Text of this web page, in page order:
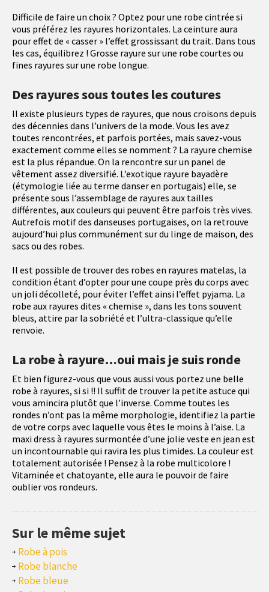
Difficile de faire un choix ? Optez pour une robe cintrée si
vous préférez les rayures horizontales. La ceinture aura
pour effet de « casser » l’effet grossissant du trait. Dans tous
les cas, équilibrez ! Grosse rayure sur une robe courtes ou
fines rayures sur une robe longue.
Des rayures sous toutes les coutures
Il existe plusieurs types de rayures, que nous croisons depuis
des décennies dans l’univers de la mode. Vous les avez
toutes rencontrées, et parfois portées, mais savez-vous
exactement comme elles se nomment ? La rayure chemise
est la plus répandue. On la rencontre sur un panel de
vêtement assez diversifié. L’exotique rayure bayadère
(étymologie liée au terme danser en portugais) elle, se
présente sous l’assemblage de rayures aux tailles
différentes, aux couleurs qui peuvent être parfois très vives.
Autrefois motif des danseuses portugaises, on la retrouve
aujourd’hui plus communément sur du linge de maison, des
sacs ou des robes.
Il est possible de trouver des robes en rayures matelas, la
condition étant d’opter pour une coupe près du corps avec
un joli décolleté, pour éviter l’effet ainsi l’effet pyjama. La
robe aux rayures dites « chemise », dans les tons souvent
bleus, attire par la sobriété et l’ultra-classique qu’elle
renvoie.
La robe à rayure…oui mais je suis ronde
Et bien figurez-vous que vous aussi vous portez une belle
robe à rayures, si si !! Il suffit de trouver la petite astuce qui
vous amincira plutôt que l’inverse. Comme toutes les
rondes n’ont pas la même morphologie, identifiez la partie
de votre corps avec laquelle vous êtes le moins à l’aise. La
maxi dress à rayures surmontée d’une jolie veste en jean est
un incontournable qui ravira les plus timides. La couleur est
totalement autorisée ! Pensez à la robe multicolore !
Vitaminée et chatoyante, elle aura le pouvoir de faire
oublier vos rondeurs.
Sur le même sujet
Robe à pois
Robe blanche
Robe bleue